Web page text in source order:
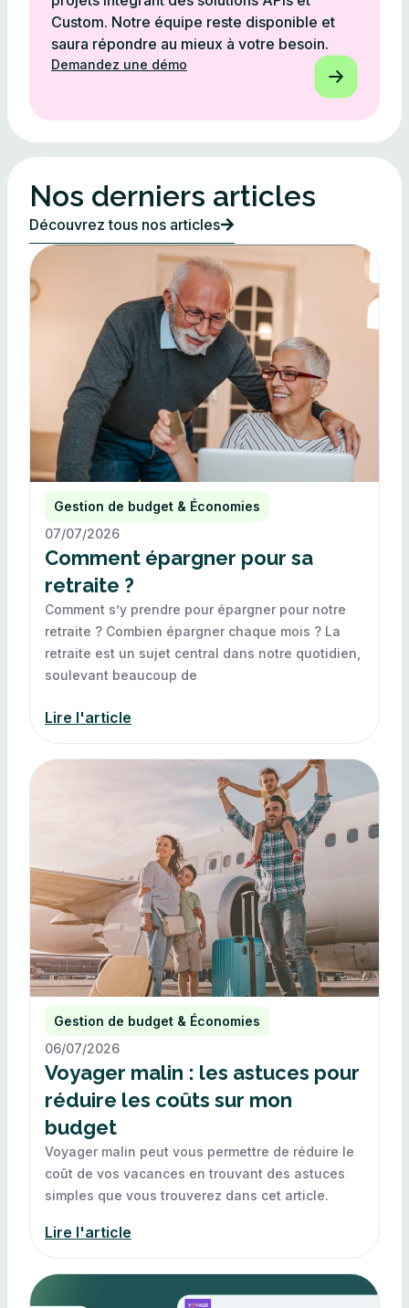
Custom. Notre équipe reste disponible et
saura répondre au mieux à votre besoin.
Demandez une démo
Nos derniers articles
Découvrez tous nos articles
Gestion de budget & Économies
07/07/2026
Comment épargner pour sa
retraite ?
Comment s’y prendre pour épargner pour notre
retraite ? Combien épargner chaque mois ? La
retraite est un sujet central dans notre quotidien,
soulevant beaucoup de
Lire l'article
Gestion de budget & Économies
06/07/2026
Voyager malin : les astuces pour
réduire les coûts sur mon
budget
Voyager malin peut vous permettre de réduire le
coût de vos vacances en trouvant des astuces
simples que vous trouverez dans cet article.
Lire l'article